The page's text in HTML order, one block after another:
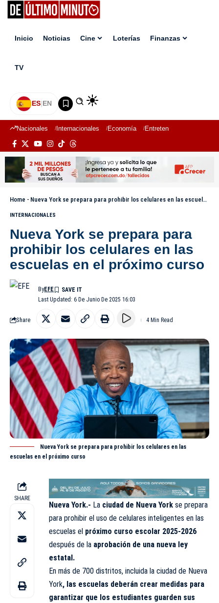
Inicio Noticias Cine Loterías Finanzas
TV
ES|EN
Nacionales Internacionales Economía Entretenimiento
Home - Nueva York se prepara para prohibir los celulares en las escuelas en el próximo curso
INTERNACIONALES
Nueva York se prepara para
prohibir los celulares en las
escuelas en el próximo curso
Last Updated: 6 De Junio De 2025 16:03
ByEFE
Share 4 Min Read
Nueva York se prepara para prohibir los celulares en las
escuelas en el próximo curso
SHARE
Nueva York.- La ciudad de Nueva York se prepara
para prohibir el uso de celulares inteligentes en las
escuelas el próximo curso escolar 2025-2026
después de la aprobación de una nueva ley
estatal.
En más de 700 distritos, incluida la ciudad de Nueva
York, las escuelas deberán crear medidas para
garantizar que los estudiantes guarden sus